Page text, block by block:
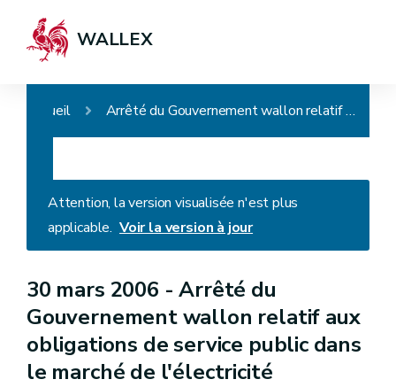
WALLEX
Accueil Arrêté du Gouvernement wallon relatif aux obligations de service public dans le marché de l'électricité
Attention, la version visualisée n'est plus
applicable. Voir la version à jour
30 mars 2006 -Arrêté du
Gouvernement wallon relatif aux
obligations de service public dans
le marché de l'électricité